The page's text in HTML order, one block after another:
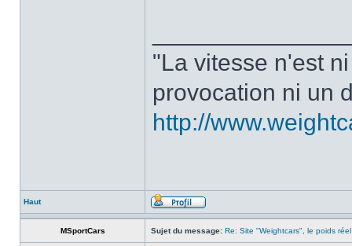
"La vitesse n'est
provocation ni un
http://
Haut
MSportCars Sujet du message: Re: Site "Weightcars", le poids